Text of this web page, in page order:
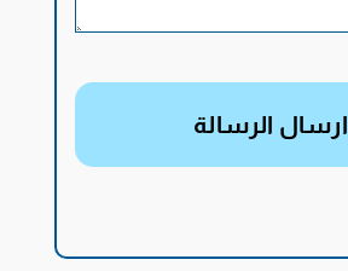
ارسال الرسالة